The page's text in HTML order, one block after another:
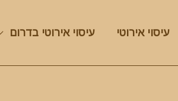
עיסוי אירוטי עיסוי אירוטי בדרום